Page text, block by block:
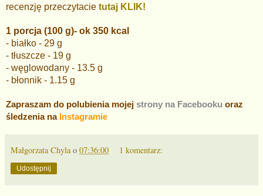
recenzję przeczytacie tutaj KLIK!
1 porcja (100 g)- ok 350 kcal
- białko - 29 g
- tłuszcze - 19 g
- węglowodany - 13.5 g
- błonnik - 1.15 g
Zapraszam do polubienia mojej strony na Facebooku oraz
śledzenia na Instagramie
Małgorzata Chyla o 07:36:00 1 komentarz:
Udostępnij